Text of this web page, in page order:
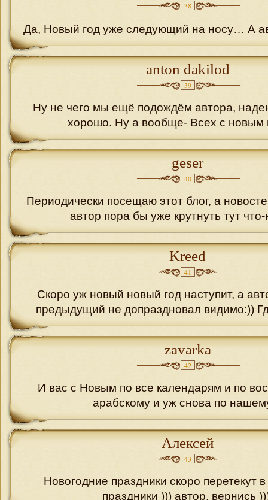
38
Да, Новый год уже следующий на носу… А
anton dakilod
39
Ну не чего мы ещё подождём автора,
хорошо. Ну а вообще- Всех с новым
geser
40
Периодически посещаю этот блог, а
автор пора бы уже крутнуть тут
Kreed
41
Скоро уж новый новый год наступит, а
предыдущий не допраздновал видимо:))
zavarka
42
И вас с Новым по все календарям и по
арабскому и уж снова по
Алексей
43
Новогодние праздники скоро перетекут
праздники ))) автор, вернись